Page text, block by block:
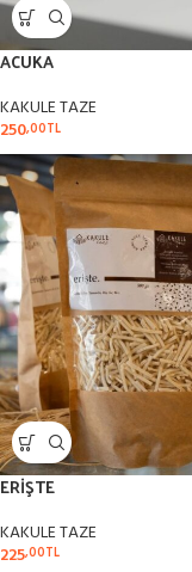
ACUKA
KAKULE TAZE
250,00TL
ERİŞTE
KAKULE TAZE
225,00TL